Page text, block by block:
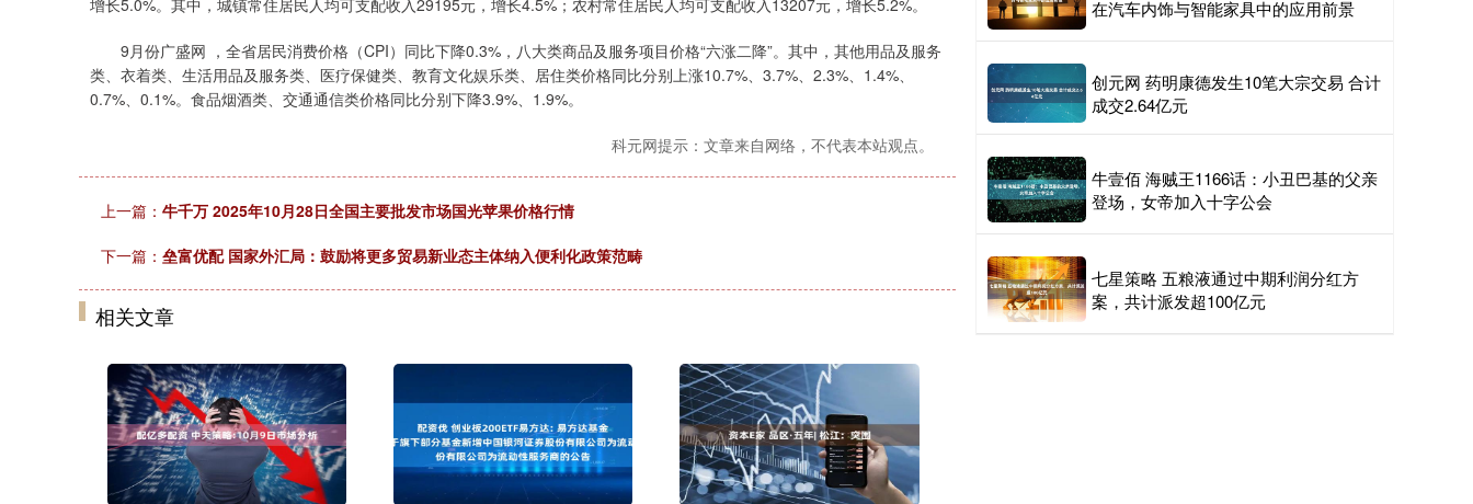
增长5.0%。其中，城镇常住居民人均可支配收入29195元，增长4.5%；农村常住居民人均可支配收入13207元，增长5.2%。
9月份广盛网 ，全省居民消费价格（CPI）同比下降0.3%，八大类商品及服务项目价格“六涨二降”。其中，其他用品及服务
类、衣着类、生活用品及服务类、医疗保健类、教育文化娱乐类、居住类价格同比分别上涨10.7%、3.7%、2.3%、1.4%、
0.7%、0.1%。食品烟酒类、交通通信类价格同比分别下降3.9%、1.9%。
科元网提示：文章来自网络，不代表本站观点。
上一篇： 牛千万 2025年10月28日全国主要批发市场国光苹果价格行情
下一篇： 垒富优配 国家外汇局：鼓励将更多贸易新业态主体纳入便利化政策范畴
相关文章
在汽车内饰与智能家具中的应用前景
创元网 药明康德发生10笔大宗交易 合计
成交2.64亿元
牛壹佰 海贼王1166话：小丑巴基的父亲
登场，女帝加入十字公会
七星策略 五粮液通过中期利润分红方
案，共计派发超100亿元